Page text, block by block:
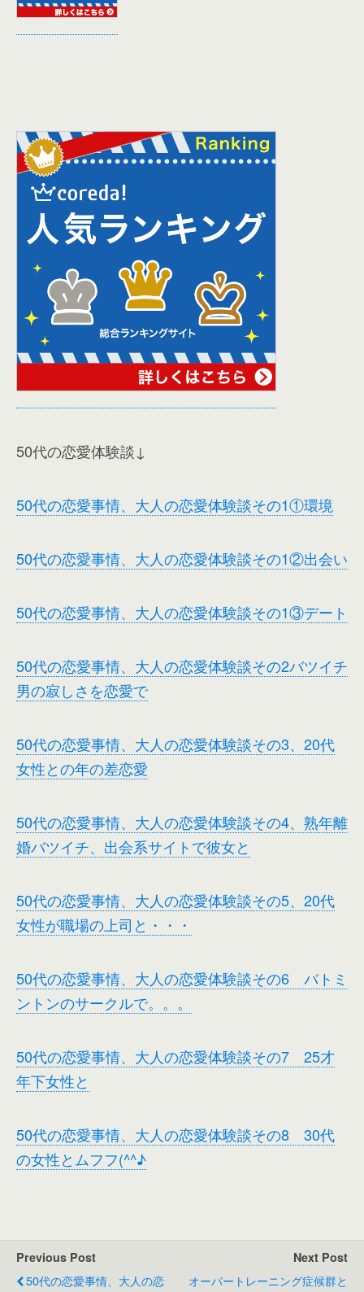
50代の恋愛体験談↓
50代の恋愛事情、大人の恋愛体験談その1①環境
50代の恋愛事情、大人の恋愛体験談その1②出会い
50代の恋愛事情、大人の恋愛体験談その1③デート
50代の恋愛事情、大人の恋愛体験談その2バツイチ
男の寂しさを恋愛で
50代の恋愛事情、大人の恋愛体験談その3、20代
女性との年の差恋愛
50代の恋愛事情、大人の恋愛体験談その4、熟年離
婚バツイチ、出会系サイトで彼女と
50代の恋愛事情、大人の恋愛体験談その5、20代
女性が職場の上司と・・・
50代の恋愛事情、大人の恋愛体験談その6 バトミ
ントンのサークルで。。。
50代の恋愛事情、大人の恋愛体験談その7 25才
年下女性と
50代の恋愛事情、大人の恋愛体験談その8 30代
の女性とムフフ(^^♪
Previous Post
50代の恋愛事情、大人の恋
Next Post
オーバートレーニング症候群と